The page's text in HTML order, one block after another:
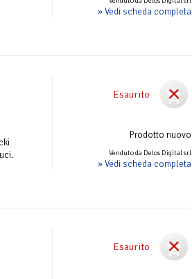
» Vedi scheda completa
Esaurito
Prodotto nuovo
Venduto da Delos Digital srl
» Vedi scheda completa
Esaurito